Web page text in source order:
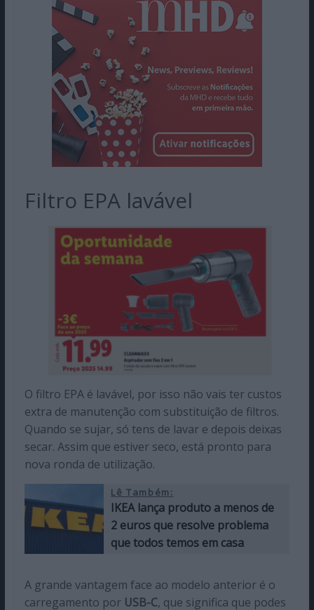
Filtro EPA lavável
O filtro EPA é lavável, por isso não vais ter custos
extra de manutenção com substituição de filtros.
Quando se sujar, só tens de lavar e depois deixas
secar. Assim que estiver seco, está pronto para
nova ronda de utilização.
Lê Também:
IKEA lança produto a menos de
2 euros que resolve problema
que todos temos em casa
A grande vantagem face ao modelo anterior é o
carregamento por USB-C, que significa que podes